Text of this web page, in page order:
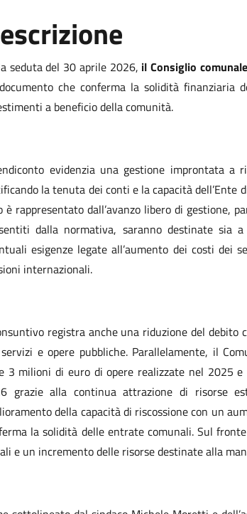
seduta del 30 aprile 2026, il Consiglio
che conferma la solidità finanziaria
a beneficio della comunità.
evidenzia una gestione improntata a
la tenuta dei conti e la capacità dell’Ente
è rappresentato dall’avanzo libero di gestione,
dalla normativa, saranno destinate
esigenze legate all’aumento dei costi dei
internazionali.
registra anche una riduzione del debito
e opere pubbliche. Parallelamente, il
3 milioni di euro di opere realizzate nel 2025
grazie alla continua attrazione di risorse
della capacità di riscossione con un
la solidità delle entrate comunali. Sul
e un incremento delle risorse destinate alla